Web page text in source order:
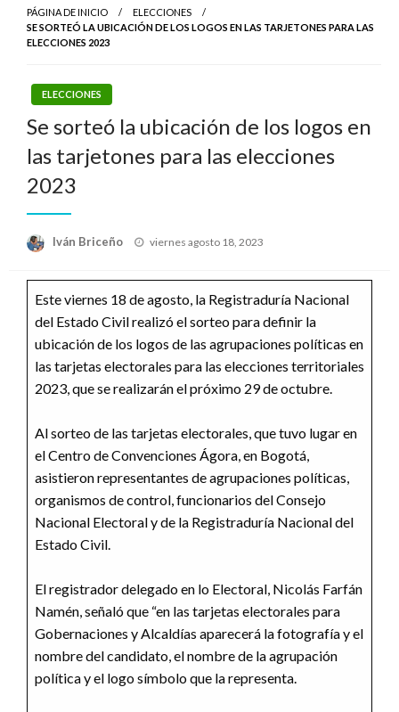
PÁGINA DE INICIO
ELECCIONES
SE SORTEÓ LA UBICACIÓN DE LOS LOGOS EN LAS TARJETONES PARA LAS
ELECCIONES 2023
ELECCIONES
Se sorteó la ubicación de los logos en
las tarjetones para las elecciones
2023
Iván Briceño
Publicado
viernes agosto 18, 2023
Este viernes 18 de agosto, la Registraduría Nacional
del Estado Civil realizó el sorteo para definir la
ubicación de los logos de las agrupaciones políticas en
las tarjetas electorales para las elecciones territoriales
2023, que se realizarán el próximo 29 de octubre.
Al sorteo de las tarjetas electorales, que tuvo lugar en
el Centro de Convenciones Ágora, en Bogotá,
asistieron representantes de agrupaciones políticas,
organismos de control, funcionarios del Consejo
Nacional Electoral y de la Registraduría Nacional del
Estado Civil.
El registrador delegado en lo Electoral, Nicolás Farfán
Namén, señaló que “en las tarjetas electorales para
Gobernaciones y Alcaldías aparecerá la fotografía y el
nombre del candidato, el nombre de la agrupación
política y el logo símbolo que la representa.